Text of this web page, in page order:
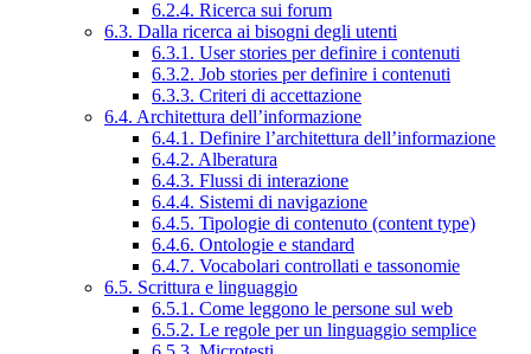
6.2.4. Ricerca sui forum
6.3. Dalla ricerca ai bisogni degli utenti
6.3.1. User stories per definire i contenuti
6.3.2. Job stories per definire i contenuti
6.3.3. Criteri di accettazione
6.4. Architettura dell’informazione
6.4.1. Definire l’architettura dell’informazione
6.4.2. Alberatura
6.4.3. Flussi di interazione
6.4.4. Sistemi di navigazione
6.4.5. Tipologie di contenuto (content type)
6.4.6. Ontologie e standard
6.4.7. Vocabolari controllati e tassonomie
6.5. Scrittura e linguaggio
6.5.1. Come leggono le persone sul web
6.5.2. Le regole per un linguaggio semplice